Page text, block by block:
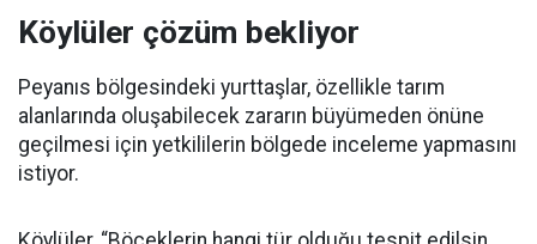
Köylüler çözüm bekliyor
Peyanıs bölgesindeki yurttaşlar, özellikle tarım
alanlarında oluşabilecek zararın büyümeden önüne
geçilmesi için yetkililerin bölgede inceleme yapmasını
istiyor.